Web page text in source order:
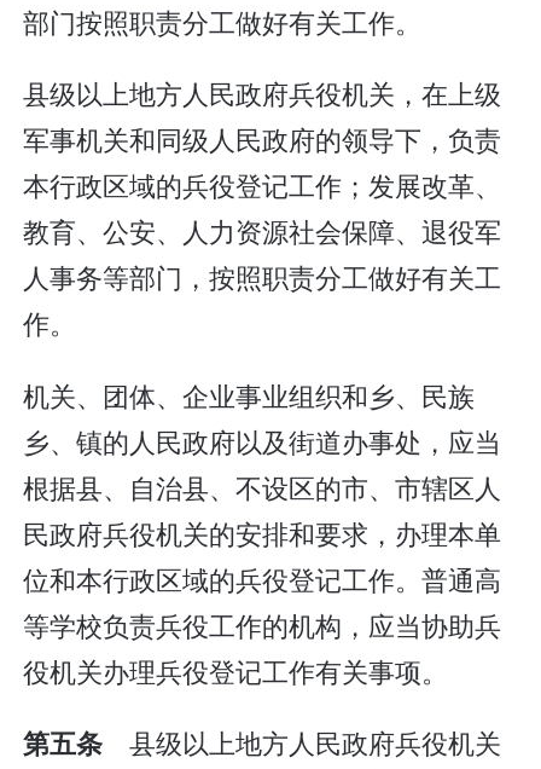
部门按照职责分工做好有关工作。
县级以上地方人民政府兵役机关，在上级
军事机关和同级人民政府的领导下，负责
本行政区域的兵役登记工作；发展改革、
教育、公安、人力资源社会保障、退役军
人事务等部门，按照职责分工做好有关工
作。
机关、团体、企业事业组织和乡、民族
乡、镇的人民政府以及街道办事处，应当
根据县、自治县、不设区的市、市辖区人
民政府兵役机关的安排和要求，办理本单
位和本行政区域的兵役登记工作。普通高
等学校负责兵役工作的机构，应当协助兵
役机关办理兵役登记工作有关事项。
第五条县级以上地方人民政府兵役机关